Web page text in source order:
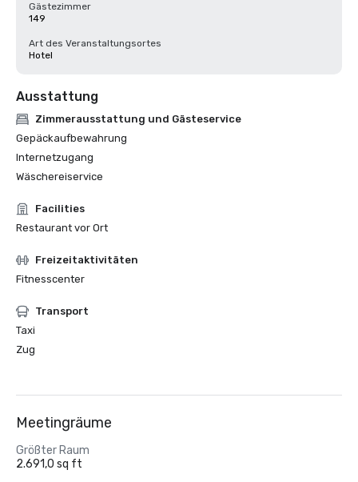
Gästezimmer
149
Art des Veranstaltungsortes
Hotel
Ausstattung
Zimmerausstattung und Gästeservice
Gepäckaufbewahrung
Internetzugang
Wäschereiservice
Facilities
Restaurant vor Ort
Freizeitaktivitäten
Fitnesscenter
Transport
Taxi
Zug
Meetingräume
Größter Raum
2.691,0 sq ft